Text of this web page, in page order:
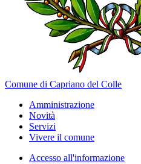
Comune di Capriano del Colle
Amministrazione
Novità
Servizi
Vivere il comune
Accesso all'informazione